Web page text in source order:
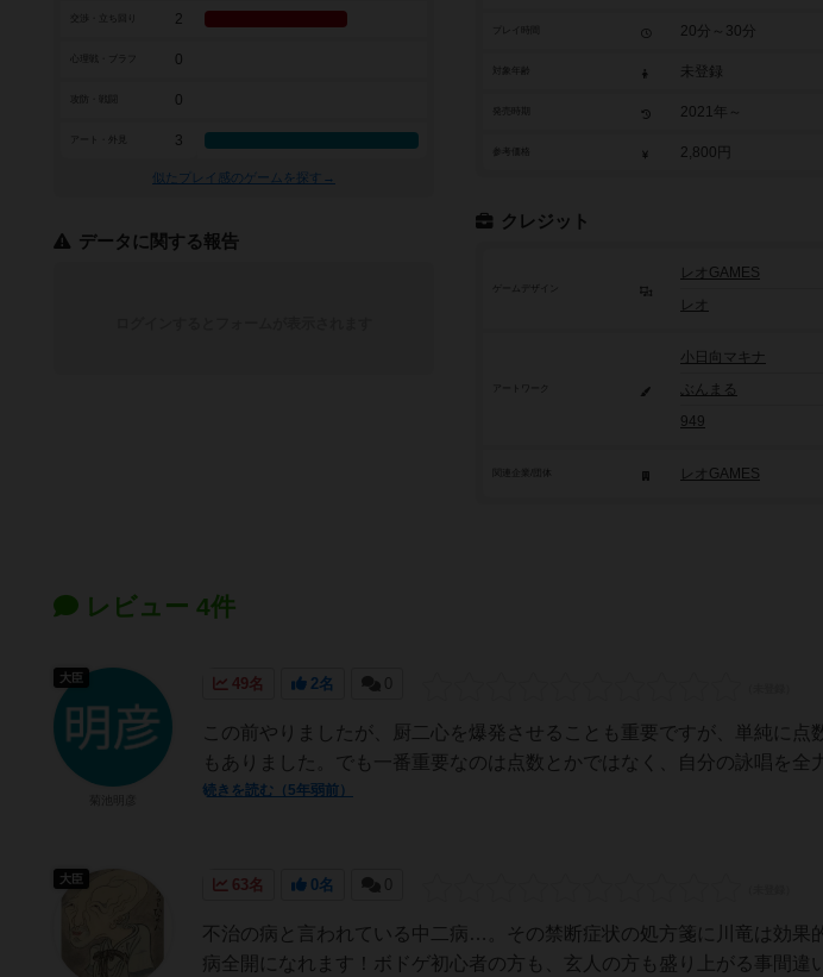
20分～30分
未登録
2021年～
参考価格 2,800円
クレジット
ゲームデザイン
レオGAMES
レオ
アートワーク
小日向マキナ
ぶんまる
949
レオGAMES
2
0
0
アート・外見 3
似たプレイ感のゲームを探す→
データに関する報告
レビュー 4件
49名 2名 0
この前やりましたが、厨二心を爆発させることも重要ですが、単純に点
もありました。でも一番重要なのは点数とかではなく、自分の詠唱を全
続きを読む（5年弱前）
大臣
63名 0名 0
不治の病と言われている中二病…。その禁断症状の処方箋に川竜は効果
大臣